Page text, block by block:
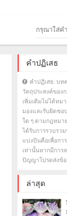
คำปฏิเสธ
คำปฏิเสธ: บท
วัตถุประสงค์ของ
เพิ่มเติมไม่ได้หม
มองและรับผิดชอ
ใด ๆ ตามกฎหมา
ได้รับการรวบรว
แบ่งปันคือเพื่อกา
เท่านั้นหากมีการ
ปัญญาโปรดส่งข้อ
ล่าสุด